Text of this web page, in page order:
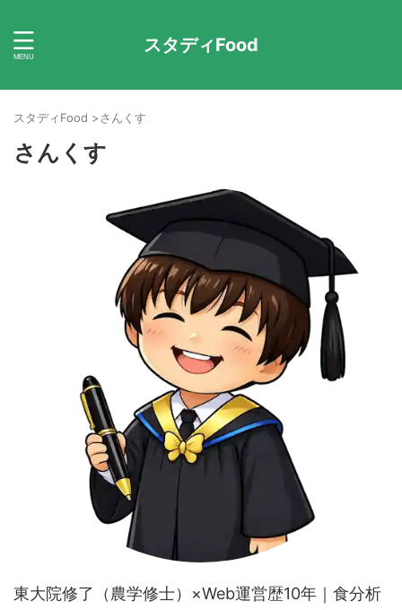
スタディFood
スタディFood >さんくす
さんくす
東大院修了（農学修士）×Web運営歴10年｜食分析